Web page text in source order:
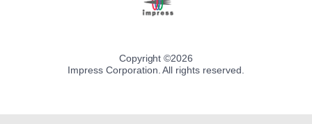
Copyright ©2026
Impress Corporation. All rights reserved.